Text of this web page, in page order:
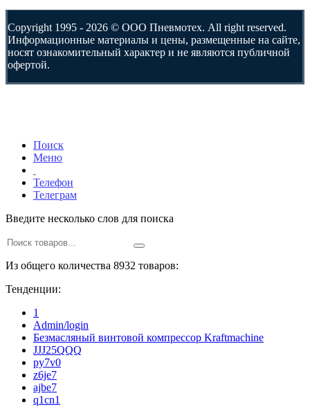
Copyright 1995 - 2026 © ООО Пневмотех. All right reserved.
Информационные материалы и цены, размещенные на сайте,
носят ознакомительный характер и не являются публичной
офертой.
Поиск
Меню
Телефон
Телеграм
Введите несколько слов для поиска
Из общего количества 8932 товаров:
Тенденции:
1
Admin/login
Безмасляный винтовой компрессор Kraftmaсhine
JJJ25QQQ
py7v0
z6je7
ajbe7
q1cn1